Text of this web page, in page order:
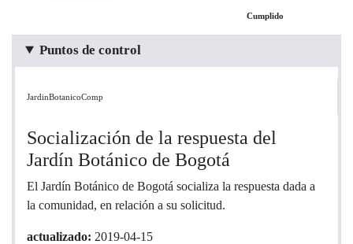
Cumplido
Puntos de control
JardinBotanicoComp
Socialización de la respuesta del
Jardín Botánico de Bogotá
El Jardín Botánico de Bogotá socializa la respuesta dada a
la comunidad, en relación a su solicitud.
actualizado: 2019-04-15